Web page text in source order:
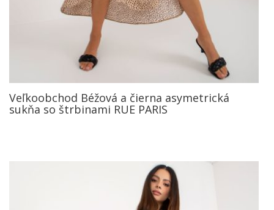
Veľkoobchod Béžová a čierna asymetrická
sukňa so štrbinami RUE PARIS